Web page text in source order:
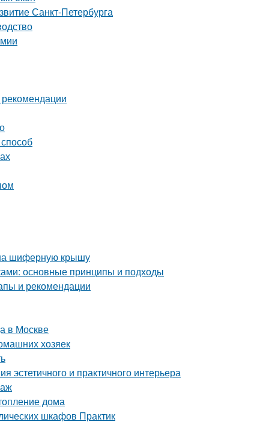
Санкт-Петербурга
шиферную крышу
основные принципы и подходы
и рекомендации
в Москве
хозяек
эстетичного и практичного интерьера
дома
шкафов Практик